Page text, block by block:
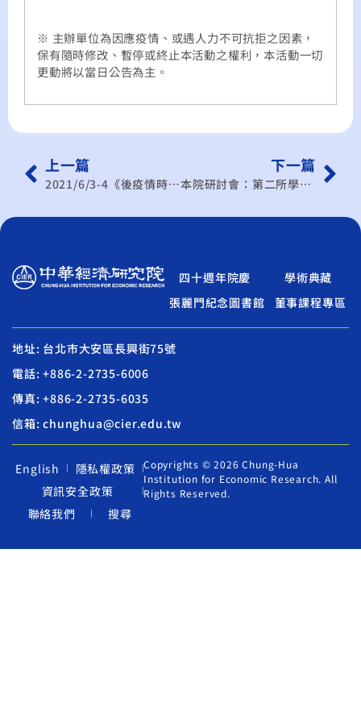
※ 主辦單位為因應疫情、或遇人力不可抗拒之因素，
保有隨時修改、暫停或終止本活動之權利，本活動一切
更動將以當日公告為主。
上一篇
2021/6/3-4《後疫情時代》新創科技發展與應用訪日團（線上交流）
下一篇
本院研討會：第二所學術研討會
四十週年院慶
學術典藏
張麗門紀念圖書館
董事課程專區
地址: 台北市大安區長興街75號
電話: +886-2-2735-6006
傳真: +886-2-2735-6035
信箱: chunghua@cier.edu.tw
English
隱私權政策
資訊安全政策
聯絡我們
搜尋
Copyrights © 2026 Chung-Hua
Institution for Economic Research. All
Rights Reserved.